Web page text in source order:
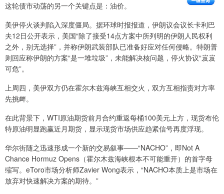
这轮债市动荡的另一个关键点是：油价。
美伊停火谈判陷入深度僵局。据环球时报报道，伊朗议会议长卡利巴
夫12日公开表示，美国“除了接受14点方案中所列明的伊朗人民权利
之外，别无选择”，并称伊朗武装部队已准备好应对任何侵略。特朗普
则回应称伊朗的方案“是一堆垃圾”，未能解决核问题，停火协议“岌岌
可危”。
上周四，美伊双方仍在霍尔木兹海峡互相交火，双方互相指责对方率
先挑衅。
在此背景下，WTI原油期货前月合约重返每桶100美元上方，现货布伦
特原油明显跑赢近月期货，显示现货市场供应趋紧信号再度浮现。
华尔街随之迅速形成一个新的交易叙事——“NACHO”，即Not A
Chance Hormuz Opens（霍尔木兹海峡根本不可能重开）的首字母
缩写。eToro市场分析师Zavier Wong表示，“NACHO本质上是市场在
放弃对快速解决方案的期待。”